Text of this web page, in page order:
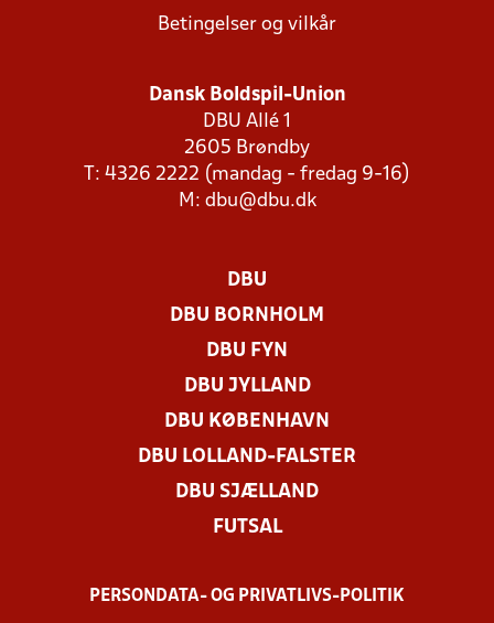
Betingelser og vilkår
Dansk Boldspil-Union
DBU Allé 1
2605 Brøndby
T: 4326 2222 (mandag - fredag 9-16)
M: dbu@dbu.dk
DBU
DBU BORNHOLM
DBU FYN
DBU JYLLAND
DBU KØBENHAVN
DBU LOLLAND-FALSTER
DBU SJÆLLAND
FUTSAL
PERSONDATA- OG PRIVATLIVS-POLITIK